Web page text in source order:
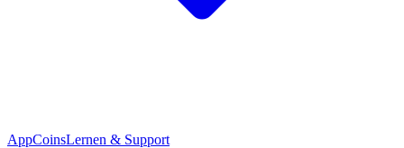
AppCoinsLernen & Support